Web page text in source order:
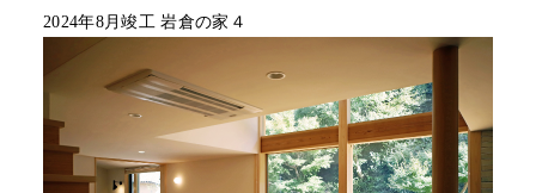
2024年8月竣工 岩倉の家４